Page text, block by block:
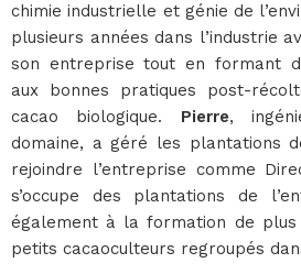
chimie industrielle et génie de
plusieurs années dans l’industrie
son entreprise tout en formant
aux bonnes pratiques post-
cacao biologique. Pierre,
domaine, a géré les plantations
rejoindre l’entreprise comme
s’occupe des plantations de
également à la formation de plus
petits cacaoculteurs regroupés